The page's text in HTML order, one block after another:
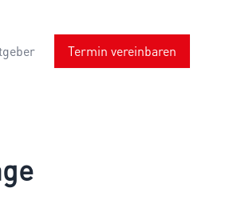
Termin vereinbaren